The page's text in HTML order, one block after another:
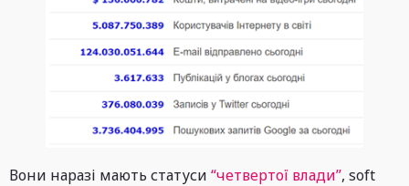
Вони наразі мають статуси “четвертої влади”, soft